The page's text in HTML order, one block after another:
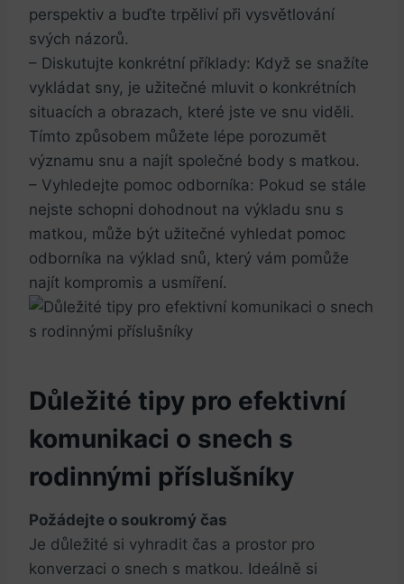
perspektiv a buďte trpěliví při vysvětlování
svých názorů.
– Diskutujte konkrétní příklady: Když se snažíte
vykládat sny, je užitečné mluvit o konkrétních
situacích a obrazach, které jste ve snu viděli.
Tímto způsobem můžete lépe porozumět
významu snu a najít společné body s matkou.
– Vyhledejte pomoc odborníka: Pokud se stále
nejste schopni dohodnout na výkladu snu s
matkou, může být užitečné vyhledat pomoc
odborníka na výklad snů, který vám pomůže
najít kompromis a usmíření.
Důležité tipy pro efektivní
komunikaci o snech s
rodinnými příslušníky
Požádejte o soukromý čas
Je důležité si vyhradit čas a prostor pro
konverzaci o snech s matkou. Ideálně si